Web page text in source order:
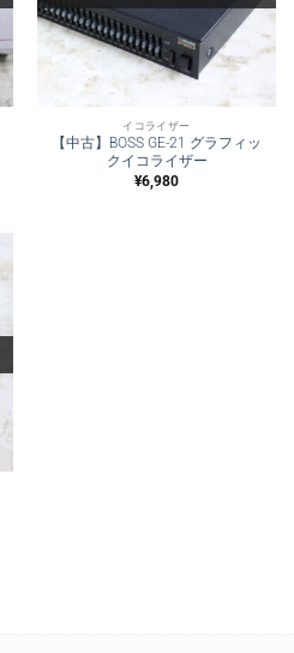
イコライザー
【中古】BOSS GE-21 グラフィッ
クイコライザー
¥6,980